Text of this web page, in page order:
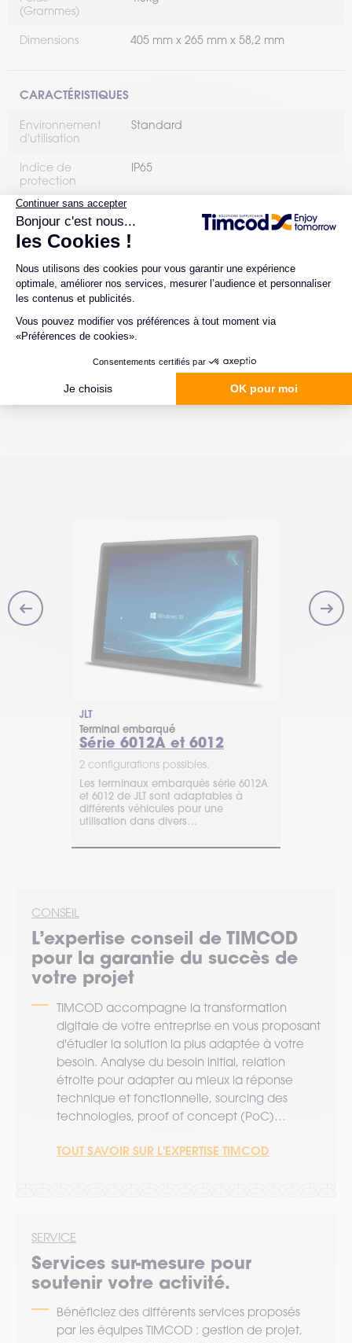
(Grammes)
Dimensions 405 mm x 265 mm x 58,2 mm
CARACTÉRISTIQUES
Environnement
d'utilisation
Standard
Indice de
protection
IP65
Communication
sans fil
Type d'OS
RÉFÉRENCES LIÉES À CE PRODUIT
JLT
Terminal embarqué
Série 6012A et 6012
2 configurations possibles.
Les terminaux embarqués série 6012A
et 6012 de JLT sont adaptables à
différents véhicules pour une
utilisation dans divers
CONSEIL
L’expertise conseil de TIMCOD
pour la garantie du succès de
votre projet
TIMCOD accompagne la transformation
digitale de votre entreprise en vous proposant
d'étudier la solution la plus adaptée à votre
besoin. Analyse du besoin initial, relation
étroite pour adapter au mieux la réponse
technique et fonctionnelle, sourcing des
technologies, proof of concept (PoC)…
TOUT SAVOIR SUR L'EXPERTISE TIMCOD
SERVICE
Services sur-mesure pour
soutenir votre activité.
Bénéficiez des différents services proposés
par les équipes TIMCOD : gestion de projet,